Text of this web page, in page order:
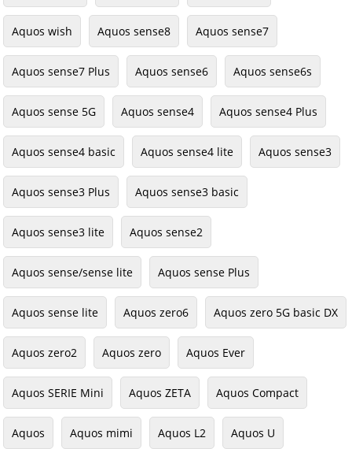
Aquos wish Aquos sense8 Aquos sense7
Aquos sense7 Plus Aquos sense6 Aquos sense6s
Aquos sense 5G Aquos sense4 Aquos sense4 Plus
Aquos sense4 basic Aquos sense4 lite Aquos sense3
Aquos sense3 Plus Aquos sense3 basic
Aquos sense3 lite Aquos sense2
Aquos sense/sense lite Aquos sense Plus
Aquos sense lite Aquos zero6 Aquos zero 5G basic DX
Aquos zero2 Aquos zero Aquos Ever
Aquos SERIE Mini Aquos ZETA Aquos Compact
Aquos Aquos mimi Aquos L2 Aquos U